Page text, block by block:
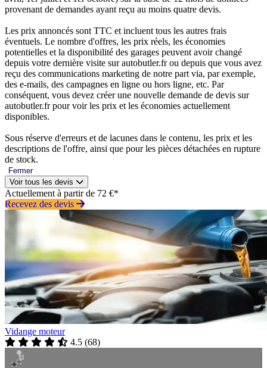
provenant de demandes ayant reçu au moins quatre devis.
Les prix annoncés sont TTC et incluent tous les autres frais
éventuels. Le nombre d'offres, les prix réels, les économies
potentielles et la disponibilité des garages peuvent avoir changé
depuis votre dernière visite sur autobutler.fr ou depuis que vous avez
reçu des communications marketing de notre part via, par exemple,
des e-mails, des campagnes en ligne ou hors ligne, etc. Par
conséquent, vous devez créer une nouvelle demande de devis sur
autobutler.fr pour voir les prix et les économies actuellement
disponibles.
Sous réserve d'erreurs et de lacunes dans le contenu, les prix et les
descriptions de l'offre, ainsi que pour les pièces détachées en rupture
de stock.
Fermer
Voir tous les devis
Actuellement à partir de 72 €*
Recevez des devis
Vidange moteur
4.5 (68)